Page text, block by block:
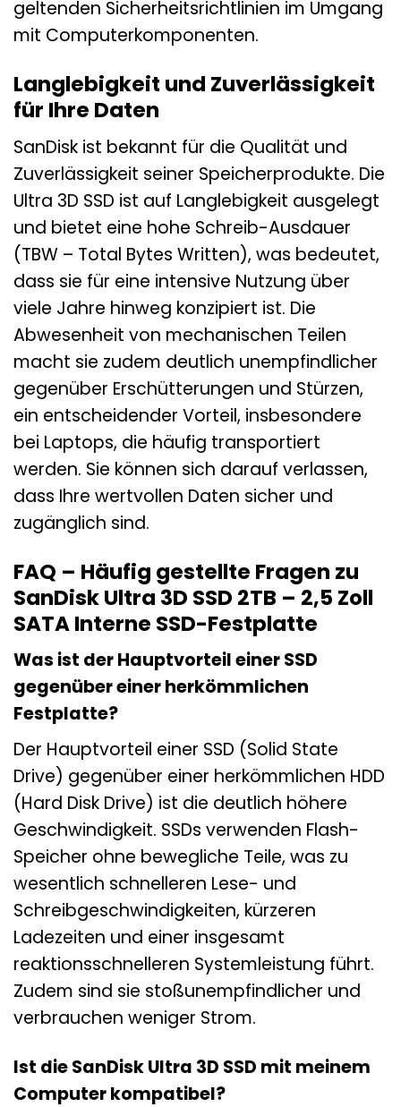
geltenden Sicherheitsrichtlinien im Umgang
mit Computerkomponenten.
Langlebigkeit und Zuverlässigkeit
für Ihre Daten
SanDisk ist bekannt für die Qualität und
Zuverlässigkeit seiner Speicherprodukte. Die
Ultra 3D SSD ist auf Langlebigkeit ausgelegt
und bietet eine hohe Schreib-Ausdauer
(TBW – Total Bytes Written), was bedeutet,
dass sie für eine intensive Nutzung über
viele Jahre hinweg konzipiert ist. Die
Abwesenheit von mechanischen Teilen
macht sie zudem deutlich unempfindlicher
gegenüber Erschütterungen und Stürzen,
ein entscheidender Vorteil, insbesondere
bei Laptops, die häufig transportiert
werden. Sie können sich darauf verlassen,
dass Ihre wertvollen Daten sicher und
zugänglich sind.
FAQ – Häufig gestellte Fragen zu
SanDisk Ultra 3D SSD 2TB – 2,5 Zoll
SATA Interne SSD-Festplatte
Was ist der Hauptvorteil einer SSD
gegenüber einer herkömmlichen
Festplatte?
Der Hauptvorteil einer SSD (Solid State
Drive) gegenüber einer herkömmlichen HDD
(Hard Disk Drive) ist die deutlich höhere
Geschwindigkeit. SSDs verwenden Flash-
Speicher ohne bewegliche Teile, was zu
wesentlich schnelleren Lese- und
Schreibgeschwindigkeiten, kürzeren
Ladezeiten und einer insgesamt
reaktionsschnelleren Systemleistung führt.
Zudem sind sie stoßunempfindlicher und
verbrauchen weniger Strom.
Ist die SanDisk Ultra 3D SSD mit meinem
Computer kompatibel?